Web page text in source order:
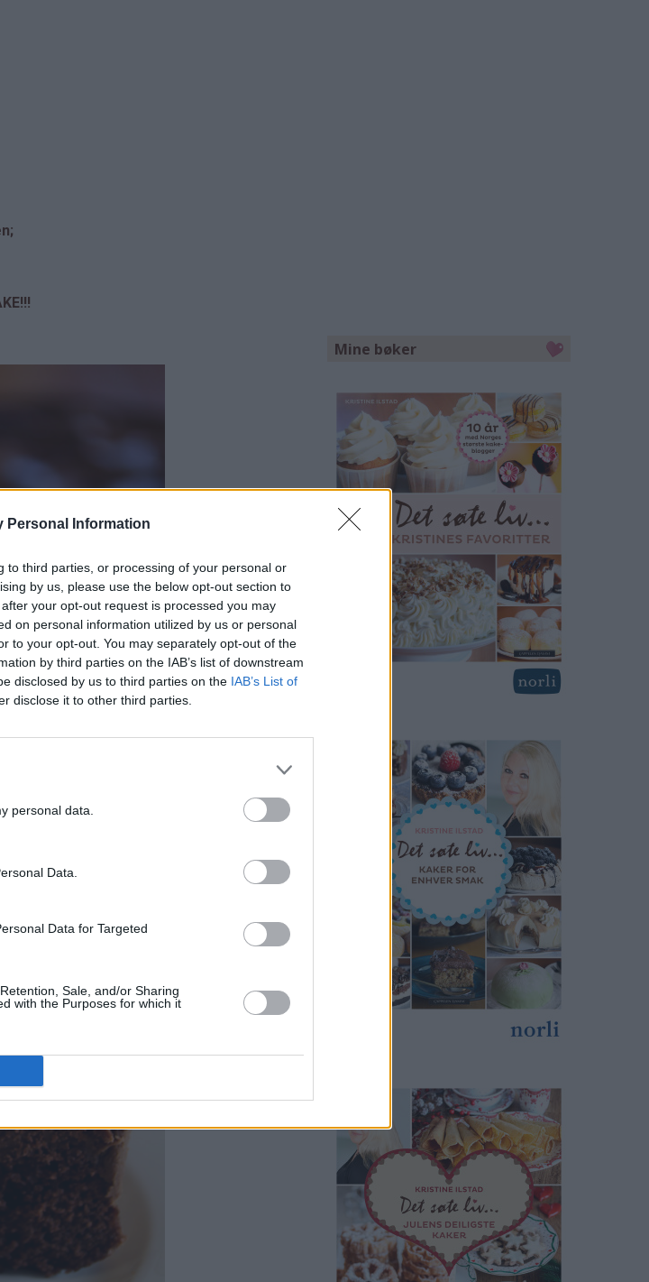
Personal Information
to third parties, or processing of your personal or
by us, please use the below opt-out section to
your opt-out request is processed you may
on personal information utilized by us or personal
to your opt-out. You may separately opt-out of the
by third parties on the IAB’s list of downstream
disclosed by us to third parties on the IAB’s List of
disclose it to other third parties.
personal data.
Data.
Data for Targeted
Sale, and/or Sharing
with the Purposes for which it
Mine bøker